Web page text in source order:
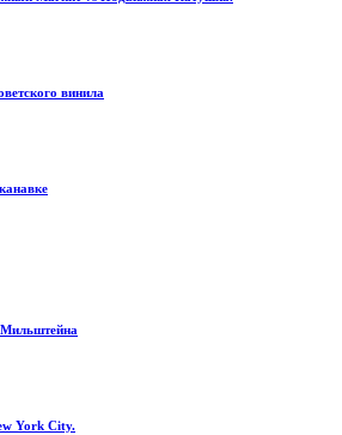
винила
Мильштейна
York City.